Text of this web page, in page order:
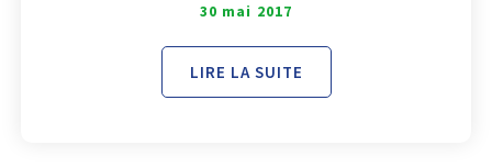
30 mai 2017
LIRE LA SUITE